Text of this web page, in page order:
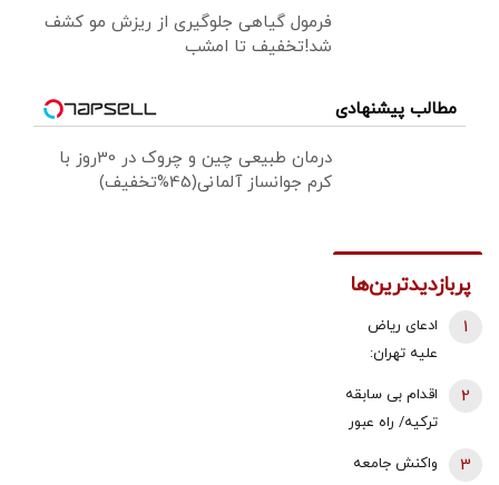
فرمول گیاهی جلوگیری از ریزش مو کشف
شد!تخفیف تا امشب
مطالب پیشنهادی
درمان طبیعی چین و چروک در 30روز با
کرم جوانساز آلمانی(45%تخفیف)
پربازدیدترین‌ها
ادعای ریاض
علیه تهران:
حمله به
نفتکش اماراتی
است
1
اقدام بی سابقه
ترکیه/ راه عبور
2
واکنش جامعه
3